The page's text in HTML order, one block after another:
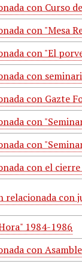
con Curso
con "Mesa
con "El
con
con Gazte
con
con
con el
relacionada con
1984-1986
con